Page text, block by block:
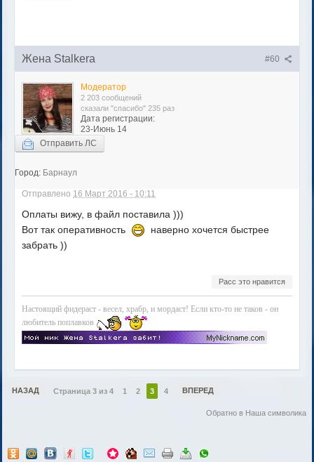
#60
Жена Stalkera
Модератор
2 203 сообщений
сказали "спасибо" 235 раз
Дата регистрации:
23-Июнь 14
Отправить ЛС
Город: Барнаул
Отправлено 16 Март 2016 - 10:11
Оплаты вижу, в файл поставила )))
Вот так оперативность
наверно хочется быстрее
забрать ))
Расс это нравится
Настоящий фидераст - весел, храбр, и мордаст! Если кто-то не таков - он
любитель поплавков
НАЗАД Страница 3 из 4 1 2 3 4 ВПЕРЕД
Обратно в Наша символика